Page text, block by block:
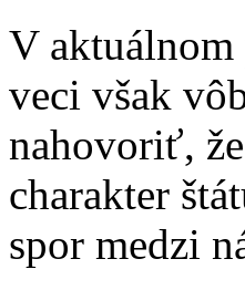
V
veci však
nahovoriť,
charakter
spor medzi